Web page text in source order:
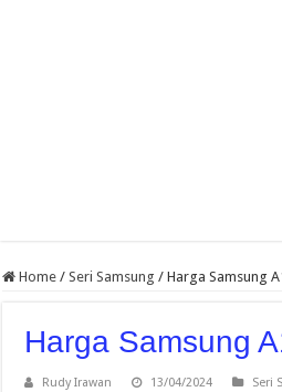
Home / Seri Samsung / Harga Samsung
Harga Samsung
Rudy Irawan 13/04/2024
Seri